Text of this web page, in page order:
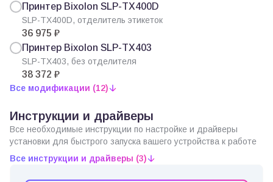
Принтер Bixolon SLP-TX400D
SLP-TX400D, отделитель этикеток
36 975 ₽
Принтер Bixolon SLP-TX403
SLP-TX403, без отделителя
38 372 ₽
Все модификации (12)
Инструкции и драйверы
Все необходимые инструкции по настройке и драйверы
установки для быстрого запуска вашего устройства к работе
Все инструкции и драйверы (3)